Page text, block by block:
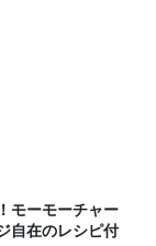
モーモーチャー
自在のレシピ付